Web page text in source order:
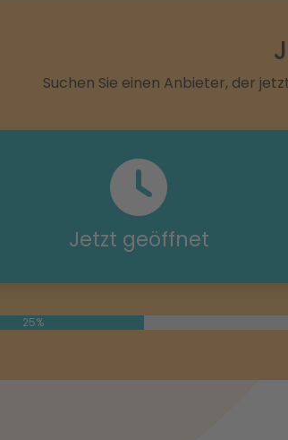
Suchen Sie einen Anbieter, der
Jetzt geöffnet
25%